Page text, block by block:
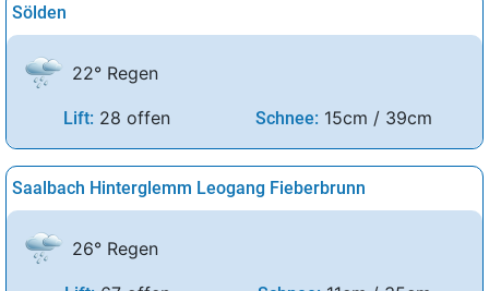
Sölden
22° Regen
Lift: 28 offen Schnee: 15cm / 39cm
Saalbach Hinterglemm Leogang Fieberbrunn
26° Regen